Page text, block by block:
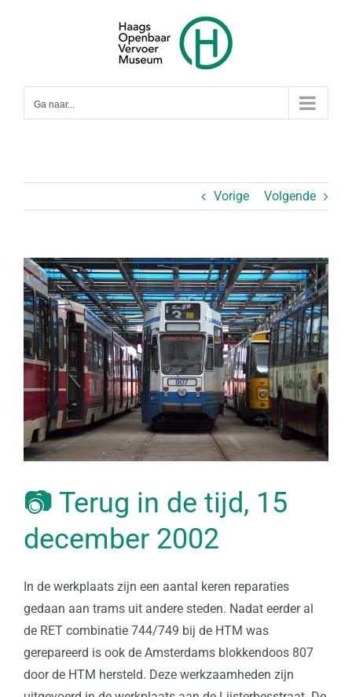
Ga naar...
Vorige Volgende
Bekijk
grotere
afbeelding
📷 Terug in de tijd, 15
december 2002
In de werkplaats zijn een aantal keren reparaties
gedaan aan trams uit andere steden. Nadat eerder al
de RET combinatie 744/749 bij de HTM was
gerepareerd is ook de Amsterdams blokkendoos 807
door de HTM hersteld. Deze werkzaamheden zijn